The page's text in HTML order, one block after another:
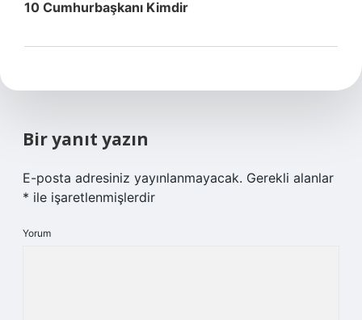
10 Cumhurbaşkanı Kimdir
Bir yanıt yazın
E-posta adresiniz yayınlanmayacak. Gerekli alanlar
* ile işaretlenmişlerdir
Yorum